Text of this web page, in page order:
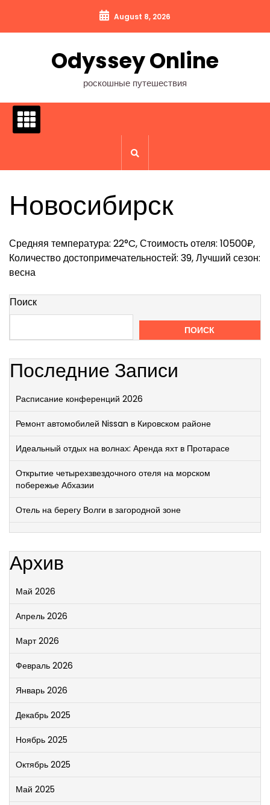
содержимому
August 8, 2026
Odyssey Online
роскошные путешествия
Новосибирск
Средняя температура: 22°C, Стоимость отеля: 10500₽,
Количество достопримечательностей: 39, Лучший сезон:
весна
Поиск
ПОИСК
Последние Записи
Расписание конференций 2026
Ремонт автомобилей Nissan в Кировском районе
Идеальный отдых на волнах: Аренда яхт в Протарасе
Открытие четырехзвездочного отеля на морском
побережье Абхазии
Отель на берегу Волги в загородной зоне
Архив
Май 2026
Апрель 2026
Март 2026
Февраль 2026
Январь 2026
Декабрь 2025
Ноябрь 2025
Октябрь 2025
Май 2025